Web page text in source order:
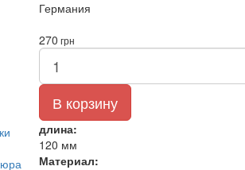
Германия
270 грн
В корзину
длина:
120 мм
Материал: